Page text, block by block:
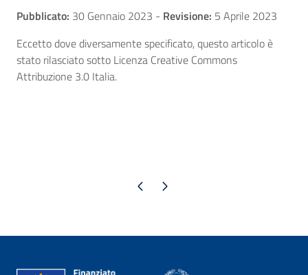
Pubblicato: 30 Gennaio 2023 - Revisione: 5 Aprile 2023
Eccetto dove diversamente specificato, questo articolo è
stato rilasciato sotto Licenza Creative Commons
Attribuzione 3.0 Italia.
Pagina precedente
Pagina successiva